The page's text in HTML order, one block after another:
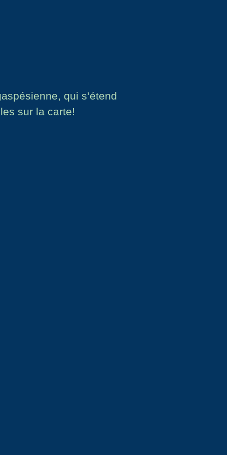
qui s’étend
sur la carte!